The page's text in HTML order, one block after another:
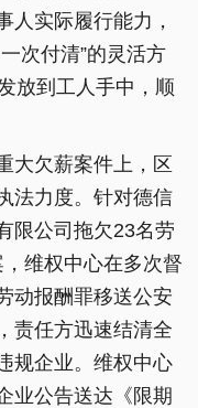
人实际履行能力，
次付清”的灵活方
放到工人手中，顺
欠薪案件上，区
法力度。针对德信
限公司拖欠23名劳
维权中心在多次督
动报酬罪移送公安
责任方迅速结清全
规企业。维权中心
业公告送达《限期